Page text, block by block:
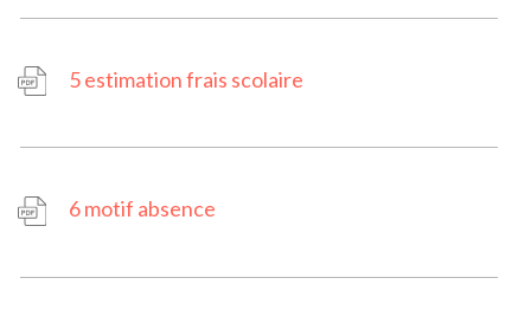
5 estimation frais scolaire
6 motif absence